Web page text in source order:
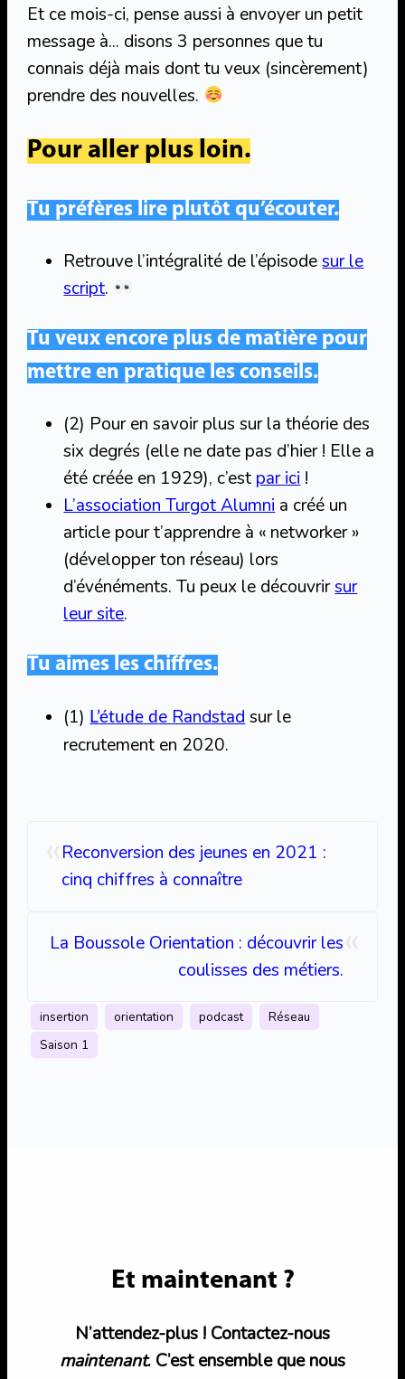
Et ce mois-ci, pense aussi à envoyer un petit
message à… disons 3 personnes que tu
connais déjà mais dont tu veux (sincèrement)
prendre des nouvelles.
Pour aller plus loin.
Tu préfères lire plutôt qu’écouter.
Retrouve l’intégralité de l’épisodesur le
script.
Tu veux encore plus de matière pour
mettre en pratique les conseils.
(2) Pour en savoir plus sur la théorie des
six degrés (elle ne date pas d’hier ! Elle a
été créée en 1929), c’est par ici!
L’association Turgot Alumnia créé un
article pour t’apprendre à « networker »
(développer ton réseau) lors
d’événéments. Tu peux le découvrirsur
leur site.
Tu aimes les chiffres.
(1) L’étude d e Randstad sur le
recrutement en 2020.
Reconversion des jeunes en 2021 :
cinq chiffres à connaître
La Boussole Orientation : découvrir les
coulisses des métiers.
insertion orientation podcast
Réseau
Saison 1
Et maintenant ?
N’attendez-plus ! Contactez-nous
maintenant. C’est ensemble que nous